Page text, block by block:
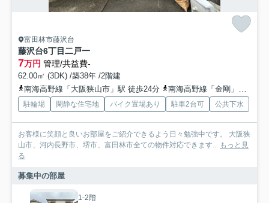
富田林市藤沢台
藤沢台6丁目二戸一
7万円 管理/共益費-
62.00㎡ (3DK) /築38年 /2階建
南海高野線「大阪狭山市」駅 徒歩24分
南海高野線「金剛」駅 徒歩32分
駐輪場 閑静な住宅地 バイク置場あり 駐車2台可 公共下水
お客様に笑顔と良いお部屋をご紹介できるよう日々勉強中です。 大阪狭
山市、河内長野市、堺市、富田林市全ての物件対応できます...
もっと見
る
募集中の部屋
1-2階